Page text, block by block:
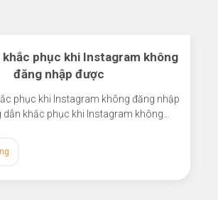
khắc phục khi Instagram không
đăng nhập được
phục khi Instagram không đăng nhập
khắc phục khi Instagram không…